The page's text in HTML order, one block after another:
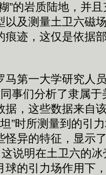
”的岩质陆地，并
以及测量土卫六磁
痕迹，这仅是依据
第一大学研究人员
同事们分析了隶属
据，这些数据来自
”时所测量到的引
怪异的特征，显示
说明在土卫六的
球的引力场作用下